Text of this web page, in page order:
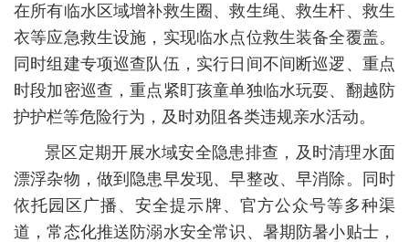
在所有临水区域增补救生圈、救生绳、救生杆、救生
衣等应急救生设施，实现临水点位救生装备全覆盖。
同时组建专项巡查队伍，实行日间不间断巡逻、重点
时段加密巡查，重点紧盯孩童单独临水玩耍、翻越防
护护栏等危险行为，及时劝阻各类违规亲水活动。
景区定期开展水域安全隐患排查，及时清理水面
漂浮杂物，做到隐患早发现、早整改、早消除。同时
依托园区广播、安全提示牌、官方公众号等多种渠
道，常态化推送防溺水安全常识、暑期防暑小贴士，